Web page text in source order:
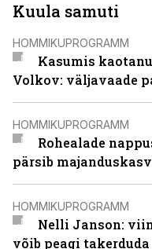
Kuula samuti
HOMMIKUPROGRAMM
Kasumis
Volkov: väljavaade
HOMMIKUPROGRAMM
Rohealade
pärsib
HOMMIKUPROGRAMM
Nelli Janson:
võib peagi takerduda